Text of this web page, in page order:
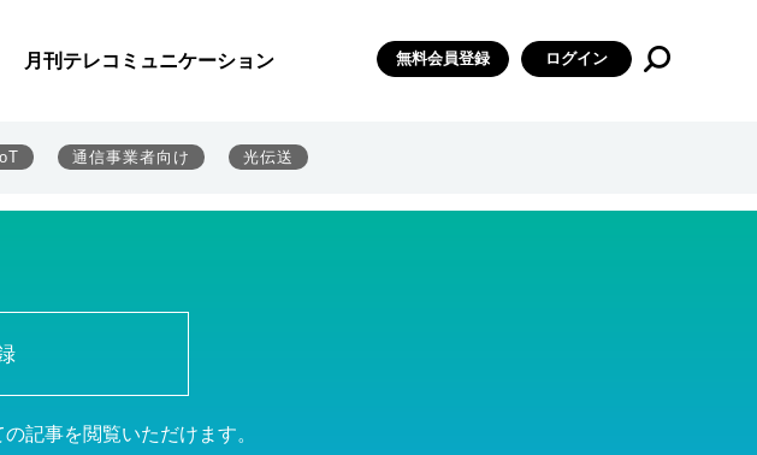
月刊テレコミュニケーション 無料会員登録 ログイン
IoT 通信事業者向け 光伝送
記事を閲覧いただけます。